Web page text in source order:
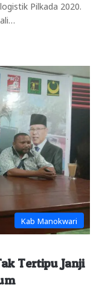
Pilkada 2020.
Kab Manokwari
Tertipu Janji